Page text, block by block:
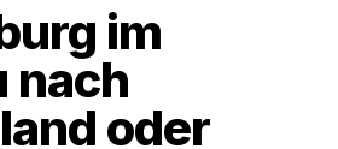
im
nach
oder